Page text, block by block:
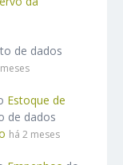
de dados
Estoque de
de dados
há 2 meses